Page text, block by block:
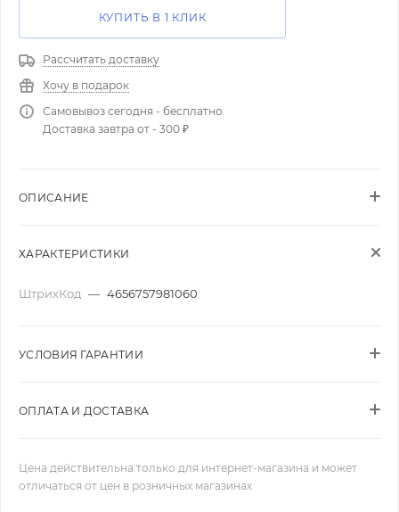
КУПИТЬ В 1 КЛИК
Рассчитать доставку
Хочу в подарок
Самовывоз сегодня - бесплатно
Доставка завтра от - 300 ₽
ОПИСАНИЕ
ХАРАКТЕРИСТИКИ
ШтрихКод — 4656757981060
УСЛОВИЯ ГАРАНТИИ
ОПЛАТА И ДОСТАВКА
Цена действительна только для интернет-магазина и может
отличаться от цен в розничных магазинах